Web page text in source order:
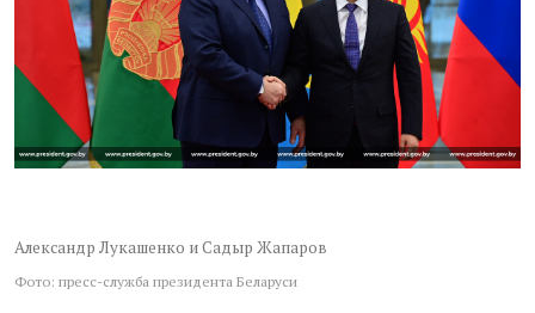
Александр Лукашенко и Садыр Жапаров
Фото: пресс-служба президента Беларуси